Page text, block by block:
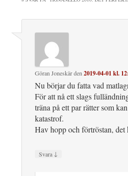
Göran Joneskärden2019-04-01 kl.
Nu börjar du fatta vad
För att nå ett slags
träna på ett par rätter som
katastrof.
Hav hopp och förtröstan, det
Svara ↓